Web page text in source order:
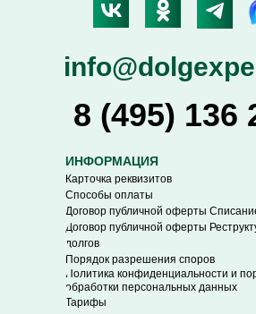
8 (495) 136
ИНФОРМАЦИЯ
Карточка реквизитов
Способы оплаты
Договор публичной оферты
Договор публичной оферты
долгов
Порядок разрешения споров
Политика конфиденциальности и
обработки персональных данных
Тарифы